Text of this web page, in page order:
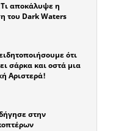
αποκάλυψε η
του Dark Waters
ότι
σάρκα και οστά μια
Αριστερά!
στην